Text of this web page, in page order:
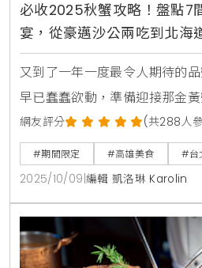
必收2025秋蟹攻略！盤點7
宴，從豪邁沙公兩吃到北海
林法式創意料理一篇搞定
又到了一年一度最令人期待的
早已蠢蠢欲動，準備迎接那金
誘惑。看準這波秋季美食商機，
廳紛紛端出壓箱寶，從經典不敗
實的沙公、產地直送的萬里蟹，
蟹，各式蟹蟳料理百花齊放，
式火鍋饗宴，甚至是米其林星
在這場金秋盛宴中一一登場，為
網友評分 (共288人
#期間限定 #高雄美食 #台
2025/10/09 編輯 凱洛琳 Karolin